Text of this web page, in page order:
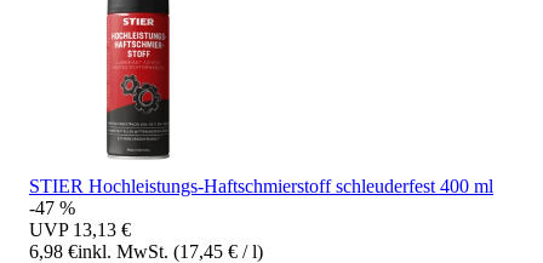
STIER Hochleistungs-Haftschmierstoff schleuderfest 400 ml
-47 %
UVP 13,13 €
6,98 €inkl. MwSt. (17,45 € / l)